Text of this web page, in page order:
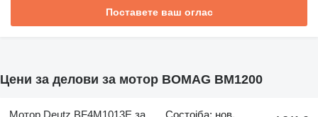
Поставете ваш оглас
Цени за делови за мотор BOMAG BM1200
Мотор Deutz BF4M1013E за
Состојба: нов,